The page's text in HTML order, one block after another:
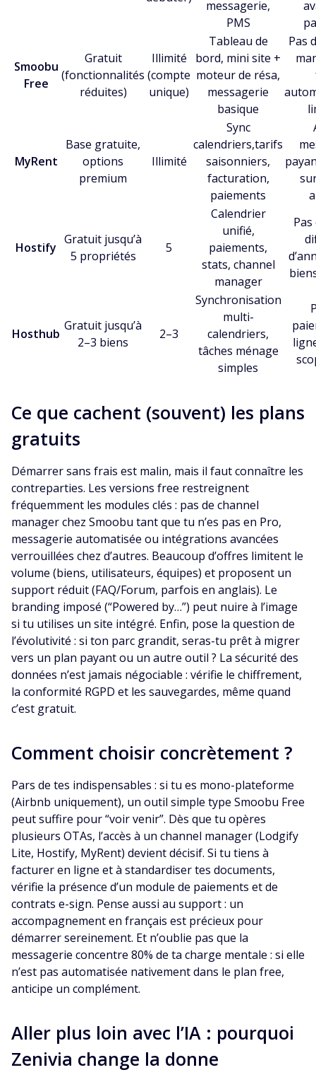
messagerie,
PMS
Smoobu
Free
Gratuit
(fonctionnalités
réduites)
Illimité
(compte
unique)
Tableau de
bord, mini site +
moteur de résa,
messagerie
basique
Pas
MyRent
Base gratuite,
options
premium
Illimité
Sync
calendriers,tarifs
saisonniers,
facturation,
paiements
Hostify
Gratuit jusqu’à
5 propriétés
5
Calendrier
unifié,
paiements,
stats, channel
manager
Hosthub
Gratuit jusqu’à
2–3 biens
2–3
Synchronisation
multi-
calendriers,
tâches ménage
simples
Ce que cachent (souvent) les plans
gratuits
Démarrer sans frais est malin, mais il faut connaître les
contreparties. Les versions free restreignent
fréquemment les modules clés : pas de channel
manager chez Smoobu tant que tu n’es pas en Pro,
messagerie automatisée ou intégrations avancées
verrouillées chez d’autres. Beaucoup d’offres limitent le
volume (biens, utilisateurs, équipes) et proposent un
support réduit (FAQ/Forum, parfois en anglais). Le
branding imposé (“Powered by…”) peut nuire à l’image
si tu utilises un site intégré. Enfin, pose la question de
l’évolutivité : si ton parc grandit, seras-tu prêt à migrer
vers un plan payant ou un autre outil ? La sécurité des
données n’est jamais négociable : vérifie le chiffrement,
la conformité RGPD et les sauvegardes, même quand
c’est gratuit.
Comment choisir concrètement ?
Pars de tes indispensables : si tu es mono-plateforme
(Airbnb uniquement), un outil simple type Smoobu Free
peut suffire pour “voir venir”. Dès que tu opères
plusieurs OTAs, l’accès à un channel manager (Lodgify
Lite, Hostify, MyRent) devient décisif. Si tu tiens à
facturer en ligne et à standardiser tes documents,
vérifie la présence d’un module de paiements et de
contrats e-sign. Pense aussi au support : un
accompagnement en français est précieux pour
démarrer sereinement. Et n’oublie pas que la
messagerie concentre 80% de ta charge mentale : si elle
n’est pas automatisée nativement dans le plan free,
anticipe un complément.
Aller plus loin avec l’IA : pourquoi
Zenivia change la donne